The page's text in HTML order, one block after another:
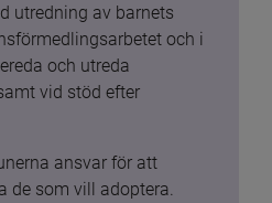
utredning av barnets
och i
och utreda
vid stöd efter
ansvar för att
de som vill adoptera.